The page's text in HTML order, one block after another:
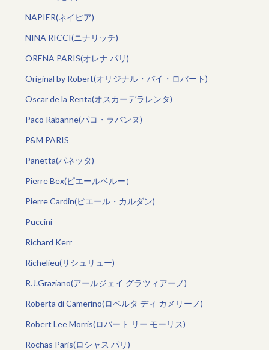
NAPIER(ネイピア)
NINA RICCI(ニナリッチ)
ORENA PARIS(オレナ パリ)
Original by Robert(オリジナル・バイ・ロバート)
Oscar de la Renta(オスカーデラレンタ)
Paco Rabanne(パコ・ラバンヌ)
P&M PARIS
Panetta(パネッタ)
Pierre Bex(ピエールベルー）
Pierre Cardin(ピエール・カルダン)
Puccini
Richard Kerr
Richelieu(リシュリュー)
R.J.Graziano(アールジェイ グラツィアーノ)
Roberta di Camerino(ロベルタ ディ カメリーノ)
Robert Lee Morris(ロバート リー モーリス)
Rochas Paris(ロシャス パリ)